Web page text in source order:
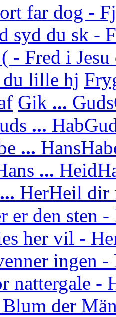
far dog -
syd du sk -
- Fred i
lille hj
Gik ... Guds
... Hab
... Hans
... Heid
... HerHeil dir
er den sten
her vil -
ingen
nattergale -
der